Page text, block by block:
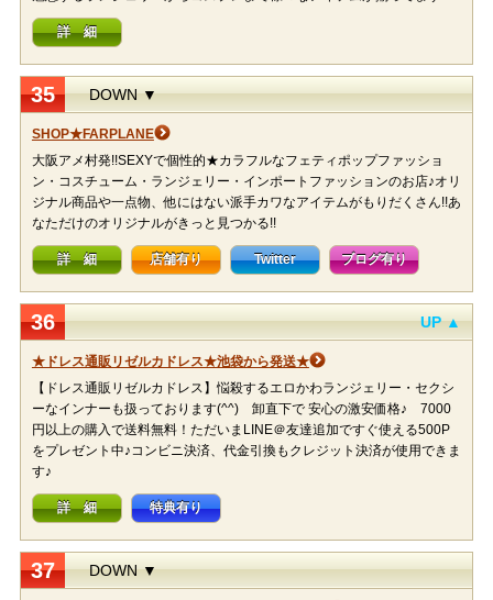
詳 細
35 DOWN ▼
SHOP★FARPLANE
大阪アメ村発!!SEXYで個性的★カラフルなフェティポップファッショ
ン・コスチューム・ランジェリー・インポートファッションのお店♪オリ
ジナル商品や一点物、他にはない派手カワなアイテムがもりだくさん!!あ
なただけのオリジナルがきっと見つかる!!
詳 細 店舗有り Twitter ブログ有り
36 UP ▲
★ドレス通販リゼルカドレス★池袋から発送★
【ドレス通販リゼルカドレス】悩殺するエロかわランジェリー・セクシ
ーなインナーも扱っております(^^) 卸直下で 安心の激安価格♪ 7000
円以上の購入で送料無料！ただいまLINE＠友達追加ですぐ使える500P
をプレゼント中♪コンビニ決済、代金引換もクレジット決済が使用できま
す♪
詳 細 特典有り
37 DOWN ▼